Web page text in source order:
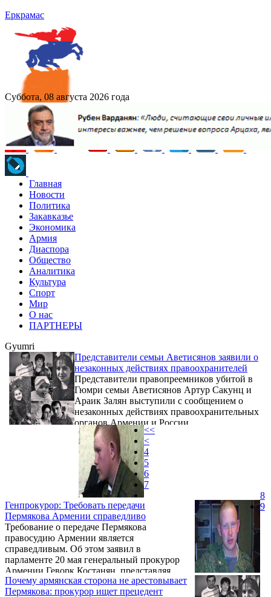
Еркрамас
Суббота, 08 августа 2026 года
Главная
Новости
Политика
Закавказье
Экономика
Армия
Диаспора
Общество
Аналитика
Культура
Спорт
Мир
О нас
ПАРТНЕРЫ
Gyumri
Представители семьи Аветисянов заявили о
незаконных действиях правоохранителей
Представители правопреемников убитой в
Гюмри семьи Аветисянов Артур Сакунц и
Араик Залян выступили с сообщением о
незаконных действиях правоохранительных
органов Армении и России.
Генпрокурор: Требовать передачи
Пермякова Армении справедливо
Требование о передаче Пермякова
правосудию Армении является
справедливым. Об этом заявил в
парламенте 20 мая генеральный прокурор
Армении Геворк Костанян, представляя
отчет о проделанной работе за 2014 год.
Почему армянская сторона не арестовывает
Пермякова: прокурор ищет прецедент
<<
<
4
5
6
7
8
9